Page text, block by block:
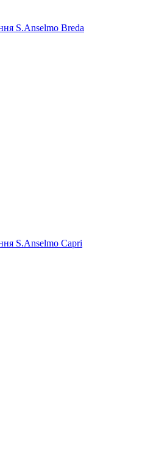
S.Anselmo Breda
S.Anselmo Capri